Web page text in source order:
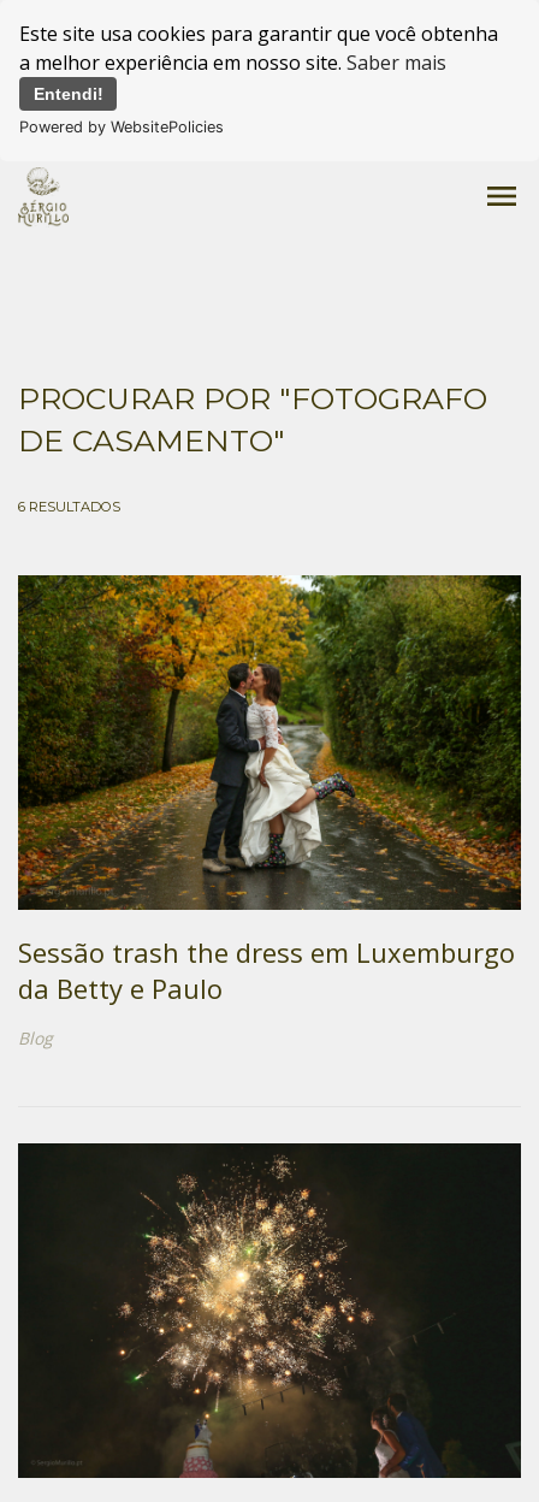
Este site usa cookies para garantir que você obtenha
a melhor experiência em nosso site. Saber mais
Entendi!
Powered by WebsitePolicies
menu
PROCURAR POR "FOTOGRAFO
DE CASAMENTO"
6 RESULTADOS
Sessão trash the dress em Luxemburgo
da Betty e Paulo
Blog